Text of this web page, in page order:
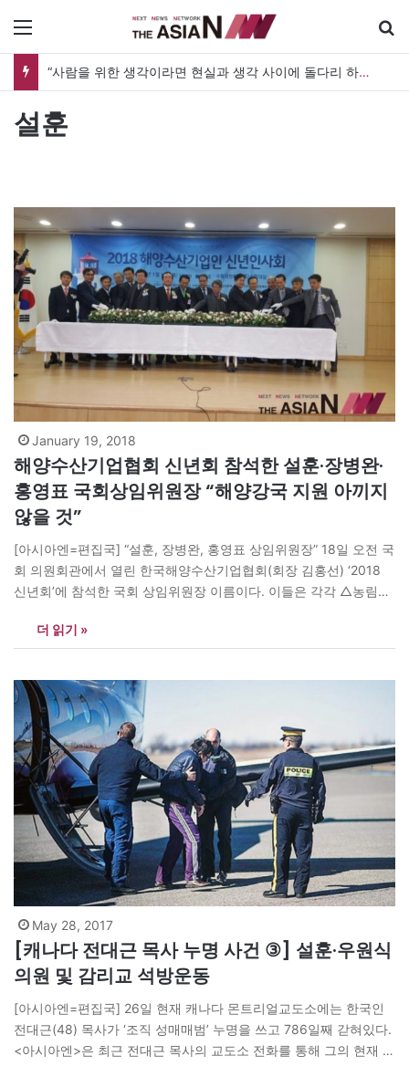
“사람을 위한 생각이라면 현실과 생각 사이에 돌다리 하나는 놓아야 하지 않을까”
설훈
January 19, 2018
해양수산기업협회 신년회 참석한 설훈·장병완·
홍영표 국회상임위원장 “해양강국 지원 아끼지
않을 것”
[아시아엔=편집국] “설훈, 장병완, 홍영표 상임위원장” 18일 오전 국
회 의원회관에서 열린 한국해양수산기업협회(회장 김홍선) ‘2018
신년회’에 참석한 국회 상임위원장 이름이다. 이들은 각각 △농림축
노동위원회를 맡고 있다. 이익단체 신년회 모임에 국회 상임위원장
3명이 동시에 참석해 축사와 축하떡 절단 등을 하는 경우는 매우 드
포공항으로…
더 읽기 »
May 28, 2017
[캐나다 전대근 목사 누명 사건 ③] 설훈·우원식
의원 및 감리교 석방운동
[아시아엔=편집국] 26일 현재 캐나다 몬트리얼교도소에는 한국인
전대근(48) 목사가 ‘조직 성매매범’ 누명을 쓰고 786일째 갇혀있다.
<아시아엔>은 최근 전대근 목사의 교도소 전화를 통해 그의 현재 상